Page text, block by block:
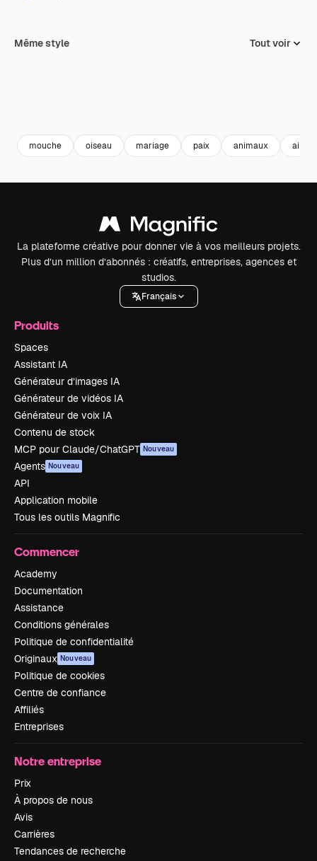
Même style Tout voir
mouche oiseau mariage paix animaux ailes
La plateforme créative pour donner vie à vos meilleurs projets.
Plus d’un million d’abonnés : créatifs, entreprises, agences et
studios.
Français
Produits
Spaces
Assistant IA
Générateur d’images IA
Générateur de vidéos IA
Générateur de voix IA
Contenu de stock
MCP pour Claude/ChatGPT Nouveau
Agents Nouveau
API
Application mobile
Tous les outils Magnific
Commencer
Academy
Documentation
Assistance
Conditions générales
Politique de confidentialité
Originaux Nouveau
Politique de cookies
Centre de confiance
Affiliés
Entreprises
Notre entreprise
Prix
À propos de nous
Avis
Carrières
Tendances de recherche